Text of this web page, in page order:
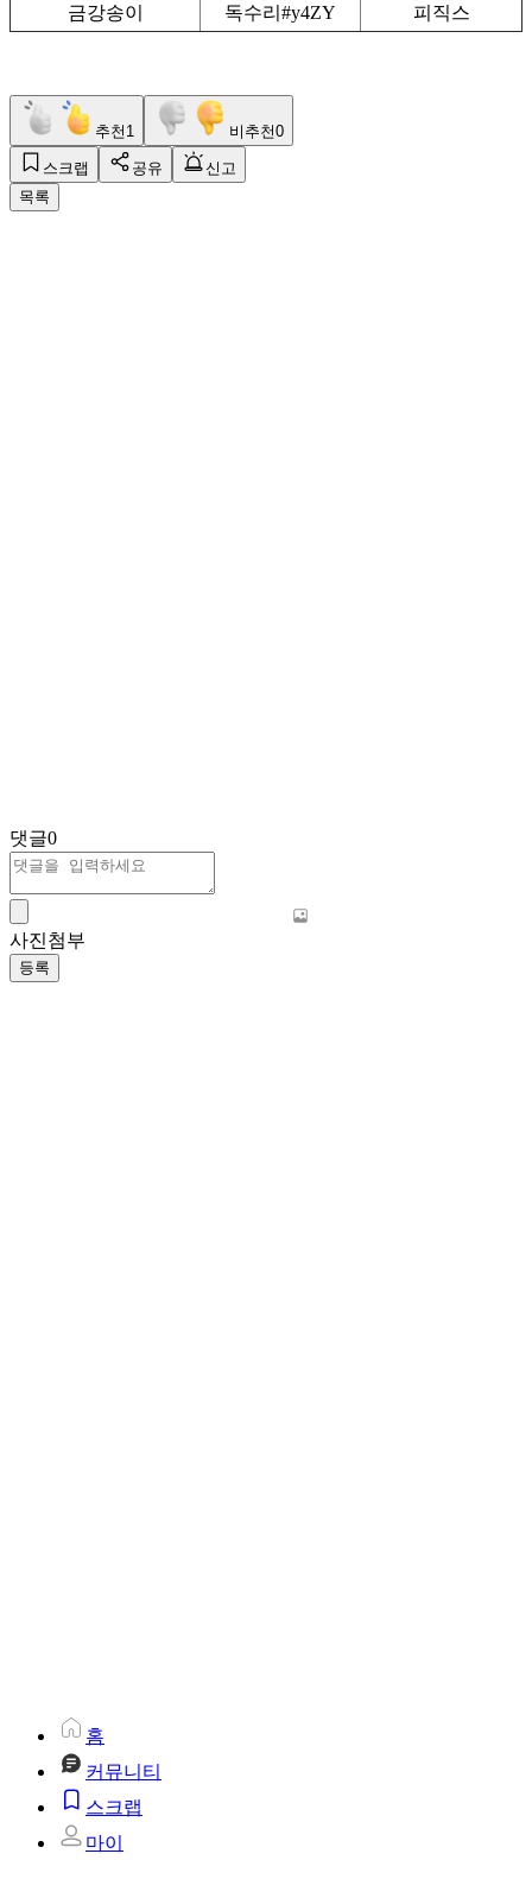
금강송이 독수리#y4ZY 피직스
추천 1 비추천0
스크랩 공유
신고
목록
댓글0
사진첨부
등록
홈
커뮤니티
스크랩
마이